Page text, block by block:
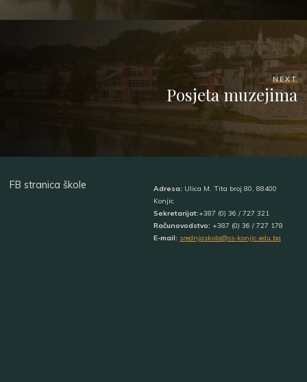
NEXT
Posjeta muzejima
FB stranica škole Adresa: Ulica M. Tita broj 80, 88400
Konjic
Sekretarijat:+387 (0) 36 / 727 321
Računovodstvo: +387 (0) 36 / 727 178
E-mail: srednjaskola@ss-konjic.edu.ba